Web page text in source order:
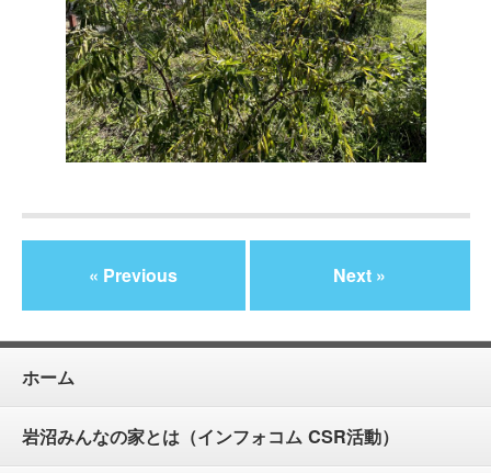
« Previous Next »
ホーム
岩沼みんなの家とは（インフォコム CSR活動）